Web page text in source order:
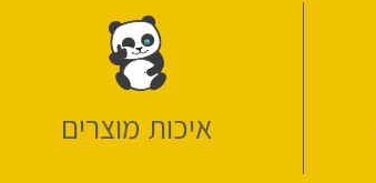
איכות מוצרים